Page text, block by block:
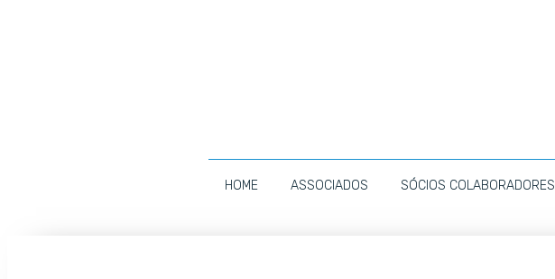
HOME ASSOCIADOS SÓCIOS COLABORADORES